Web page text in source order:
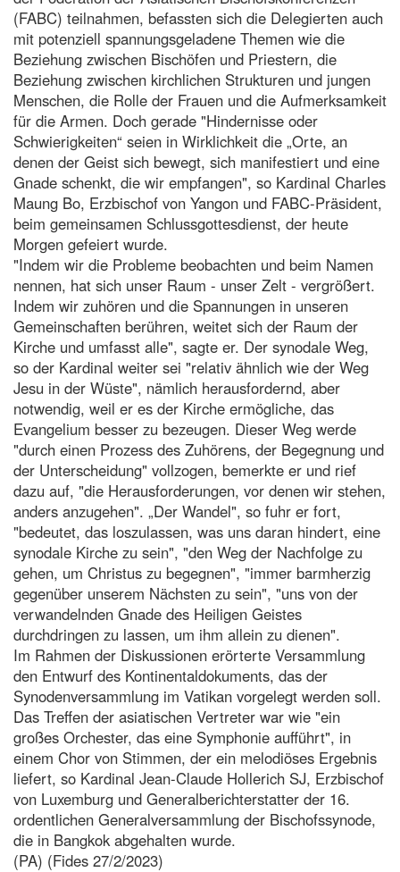
(FABC) teilnahmen, befassten sich die Delegierten auch
mit potenziell spannungsgeladene Themen wie die
Beziehung zwischen Bischöfen und Priestern, die
Beziehung zwischen kirchlichen Strukturen und jungen
Menschen, die Rolle der Frauen und die Aufmerksamkeit
für die Armen. Doch gerade "Hindernisse oder
Schwierigkeiten“ seien in Wirklichkeit die „Orte, an
denen der Geist sich bewegt, sich manifestiert und eine
Gnade schenkt, die wir empfangen", so Kardinal Charles
Maung Bo, Erzbischof von Yangon und FABC-Präsident,
beim gemeinsamen Schlussgottesdienst, der heute
Morgen gefeiert wurde.
"Indem wir die Probleme beobachten und beim Namen
nennen, hat sich unser Raum - unser Zelt - vergrößert.
Indem wir zuhören und die Spannungen in unseren
Gemeinschaften berühren, weitet sich der Raum der
Kirche und umfasst alle", sagte er. Der synodale Weg,
so der Kardinal weiter sei "relativ ähnlich wie der Weg
Jesu in der Wüste", nämlich herausfordernd, aber
notwendig, weil er es der Kirche ermögliche, das
Evangelium besser zu bezeugen. Dieser Weg werde
"durch einen Prozess des Zuhörens, der Begegnung und
der Unterscheidung" vollzogen, bemerkte er und rief
dazu auf, "die Herausforderungen, vor denen wir stehen,
anders anzugehen". „Der Wandel", so fuhr er fort,
"bedeutet, das loszulassen, was uns daran hindert, eine
synodale Kirche zu sein", "den Weg der Nachfolge zu
gehen, um Christus zu begegnen", "immer barmherzig
gegenüber unserem Nächsten zu sein", "uns von der
verwandelnden Gnade des Heiligen Geistes
durchdringen zu lassen, um ihm allein zu dienen".
Im Rahmen der Diskussionen erörterte Versammlung
den Entwurf des Kontinentaldokuments, das der
Synodenversammlung im Vatikan vorgelegt werden soll.
Das Treffen der asiatischen Vertreter war wie "ein
großes Orchester, das eine Symphonie aufführt", in
einem Chor von Stimmen, der ein melodiöses Ergebnis
liefert, so Kardinal Jean-Claude Hollerich SJ, Erzbischof
von Luxemburg und Generalberichterstatter der 16.
ordentlichen Generalversammlung der Bischofssynode,
die in Bangkok abgehalten wurde.
(PA) (Fides 27/2/2023)